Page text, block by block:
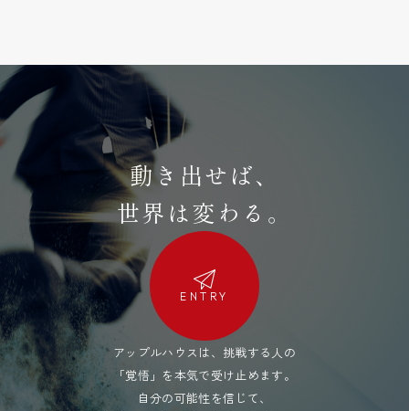
動き出せば、
世界は変わる。
ENTRY
アップルハウスは、挑戦する人の
「覚悟」を本気で受け止めます。
自分の可能性を信じて、